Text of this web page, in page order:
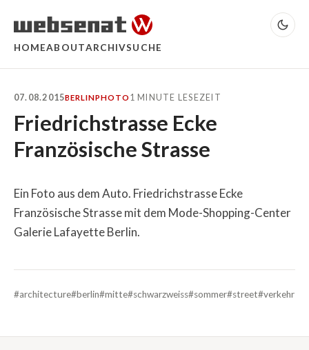
HOMEABOUTARCHIVSUCHE
07.08.2015BERLINPHOTO 1 MINUTE LESEZEIT
Friedrichstrasse Ecke
Französische Strasse
Ein Foto aus dem Auto. Friedrichstrasse Ecke
Französische Strasse mit dem Mode-Shopping-Center
Galerie Lafayette Berlin.
#architecture#berlin#mitte#schwarzweiss#sommer#street#verkehr